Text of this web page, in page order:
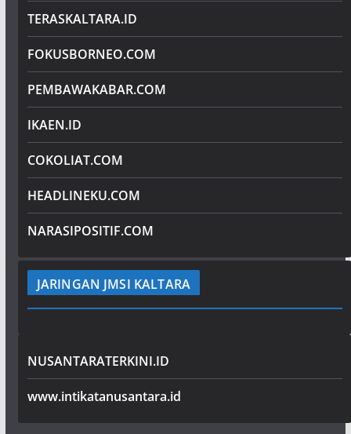
TERASKALTARA.ID
FOKUSBORNEO.COM
PEMBAWAKABAR.COM
IKAEN.ID
COKOLIAT.COM
HEADLINEKU.COM
NARASIPOSITIF.COM
JARINGAN JMSI KALTARA
NUSANTARATERKINI.ID
www.intikatanusantara.id